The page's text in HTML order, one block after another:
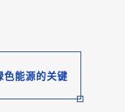
色能源的关键